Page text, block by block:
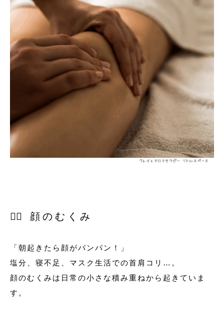
💆‍♀️ 顔のむくみ
「朝起きたら顔がパンパン！」
塩分、寝不足、マスク生活での首肩コリ…。
顔のむくみは日常の小さな積み重ねから起きていま
す。